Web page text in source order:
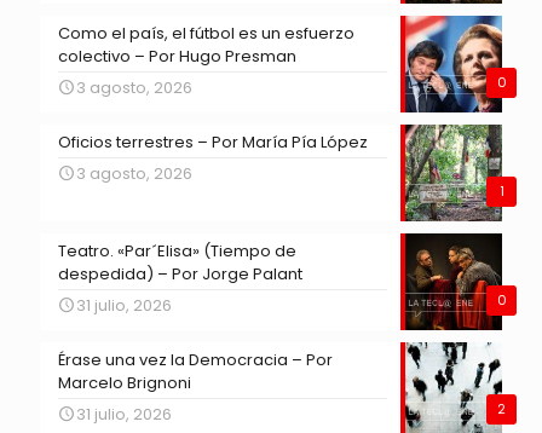
0
Como el país, el fútbol es un esfuerzo
colectivo – Por Hugo Presman
3 agosto, 2026
1
Oficios terrestres – Por María Pía López
3 agosto, 2026
0
Teatro. «Par´Elisa» (Tiempo de
despedida) – Por Jorge Palant
31 julio, 2026
2
Érase una vez la Democracia – Por
Marcelo Brignoni
31 julio, 2026